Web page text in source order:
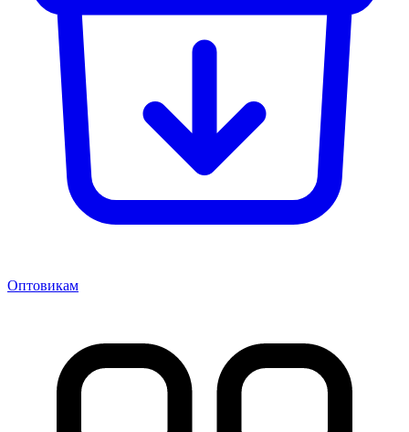
Оптовикам